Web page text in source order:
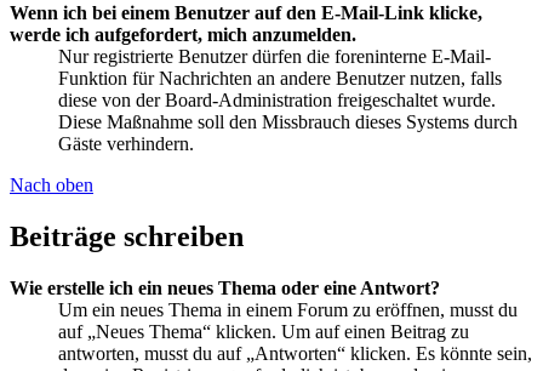
Wenn ich bei einem Benutzer auf den E-Mail-Link klicke,
werde ich aufgefordert, mich anzumelden.
Nur registrierte Benutzer dürfen die foreninterne E-Mail-
Funktion für Nachrichten an andere Benutzer nutzen, falls
diese von der Board-Administration freigeschaltet wurde.
Diese Maßnahme soll den Missbrauch dieses Systems durch
Gäste verhindern.
Nach oben
Beiträge schreiben
Wie erstelle ich ein neues Thema oder eine Antwort?
Um ein neues Thema in einem Forum zu eröffnen, musst du
auf „Neues Thema“ klicken. Um auf einen Beitrag zu
antworten, musst du auf „Antworten“ klicken. Es könnte sein,